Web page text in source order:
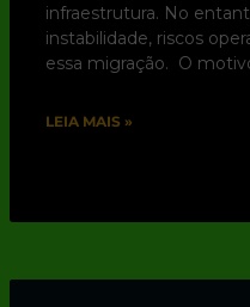
infraestrutura. No
instabilidade, riscos
essa migração. O
LEIA MAIS »